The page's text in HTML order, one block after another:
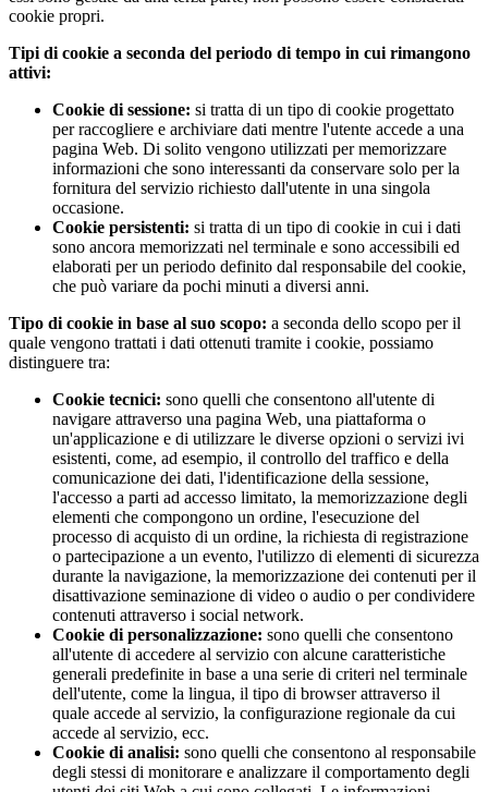
cookie propri.
Tipi di cookie a seconda del periodo di tempo in cui rimangono
attivi:
Cookie di sessione: si tratta di un tipo di cookie progettato
per raccogliere e archiviare dati mentre l'utente accede a una
pagina Web. Di solito vengono utilizzati per memorizzare
informazioni che sono interessanti da conservare solo per la
fornitura del servizio richiesto dall'utente in una singola
occasione.
Cookie persistenti: si tratta di un tipo di cookie in cui i dati
sono ancora memorizzati nel terminale e sono accessibili ed
elaborati per un periodo definito dal responsabile del cookie,
che può variare da pochi minuti a diversi anni.
Tipo di cookie in base al suo scopo: a seconda dello scopo per il
quale vengono trattati i dati ottenuti tramite i cookie, possiamo
distinguere tra:
Cookie tecnici: sono quelli che consentono all'utente di
navigare attraverso una pagina Web, una piattaforma o
un'applicazione e di utilizzare le diverse opzioni o servizi ivi
esistenti, come, ad esempio, il controllo del traffico e della
comunicazione dei dati, l'identificazione della sessione,
l'accesso a parti ad accesso limitato, la memorizzazione degli
elementi che compongono un ordine, l'esecuzione del
processo di acquisto di un ordine, la richiesta di registrazione
o partecipazione a un evento, l'utilizzo di elementi di sicurezza
durante la navigazione, la memorizzazione dei contenuti per il
disattivazione seminazione di video o audio o per condividere
contenuti attraverso i social network.
Cookie di personalizzazione: sono quelli che consentono
all'utente di accedere al servizio con alcune caratteristiche
generali predefinite in base a una serie di criteri nel terminale
dell'utente, come la lingua, il tipo di browser attraverso il
quale accede al servizio, la configurazione regionale da cui
accede al servizio, ecc.
Cookie di analisi: sono quelli che consentono al responsabile
degli stessi di monitorare e analizzare il comportamento degli